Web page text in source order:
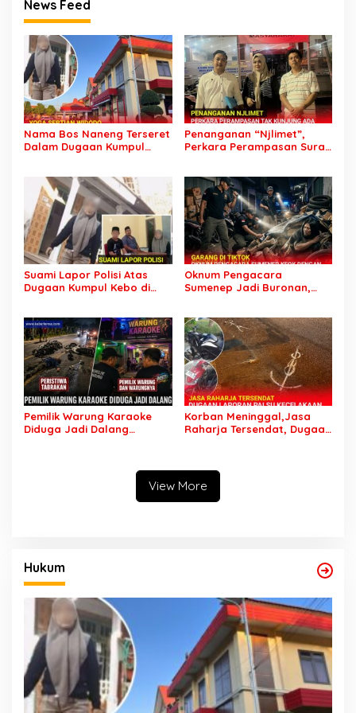
News Feed
Nama Bos Naneng Terseret
Dalam Dugaan Kumpul
Polisi
Penanganan “Njlimet”,
Perkara Perampasan Surat
Setahun di Polres Pasuruan
Suami Lapor Polisi Atas
Dugaan Kumpul Kebo di
Ditangkap
Oknum Pengacara
Sumenep Jadi Buronan,
Laporan Seorang Sopir
Pemilik Warung Karaoke
Diduga Jadi Dalang
– Saygon Purwosari, Jasa
Korban Meninggal,Jasa
Raharja Tersendat, Dugaan
View More
Hukum